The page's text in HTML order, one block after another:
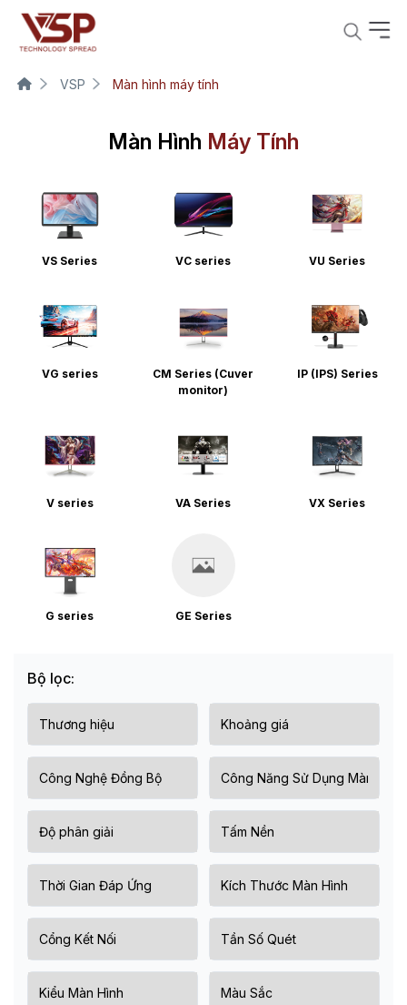
VSP Màn hình máy tính
Màn Hình Máy Tính
VS Series VC series VU Series
VG series
CM Series (Cuver
monitor)
IP (IPS) Series
V series VA Series VX Series
G series GE Series
Bộ lọc: